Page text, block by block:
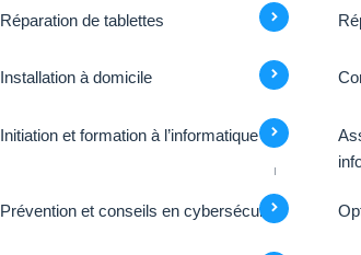
Réparation de tablettes
Installation à domicile
Initiation et formation à l’informatique
Prévention et conseils en cybersécurité